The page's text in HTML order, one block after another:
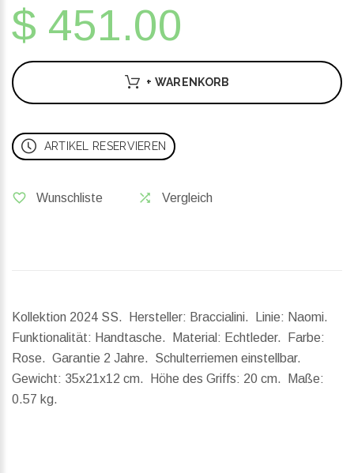
$ 451.00
+ WARENKORB
ARTIKEL RESERVIEREN
Wunschliste Vergleich
Kollektion 2024 SS. Hersteller: Braccialini. Linie: Naomi.
Funktionalität: Handtasche. Material: Echtleder. Farbe:
Rose. Garantie 2 Jahre. Schulterriemen einstellbar.
Gewicht: 35x21x12 cm. Höhe des Griffs: 20 cm.
Maße:
0.57 kg.